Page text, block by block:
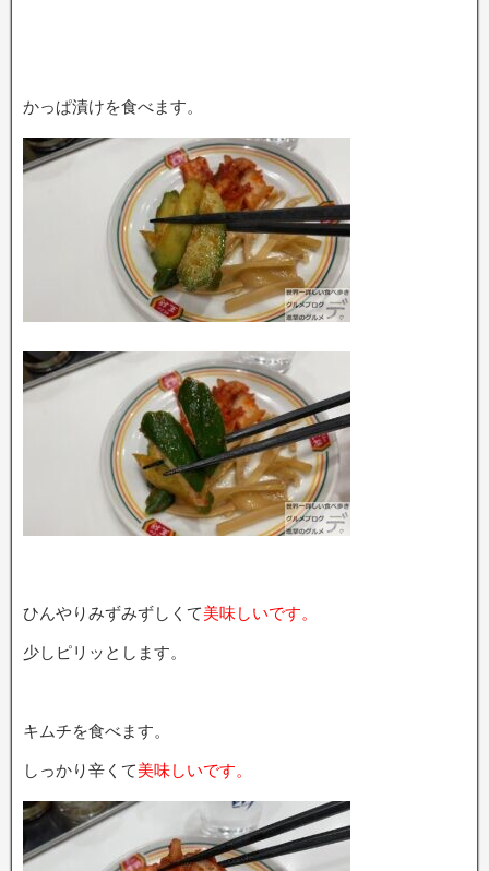
かっぱ漬けを食べます。
ひんやりみずみずしくて美味しいです。
少しピリッとします。
キムチを食べます。
しっかり辛くて美味しいです。